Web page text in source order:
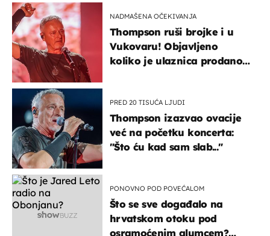
NADMAŠENA OČEKIVANJA
Thompson ruši brojke i u
Vukovaru! Objavljeno
koliko je ulaznica prodano
PRED 20 TISUĆA LJUDI
Thompson izazvao ovacije
već na početku koncerta:
"Što ću kad sam slab..."
PONOVNO POD POVEĆALOM
Što se sve događalo na
hrvatskom otoku pod
osramoćenim glumcem?